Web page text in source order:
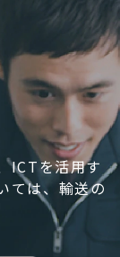
ICTを活用す
ては、輸送の